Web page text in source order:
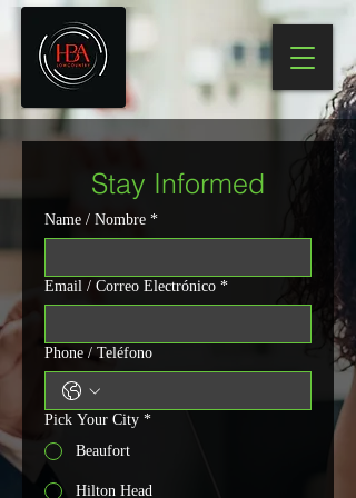
Stay Informed
Name / Nombre *
Email / Correo Electrónico *
Phone / Teléfono
Pick Your City *
Beaufort
Hilton Head